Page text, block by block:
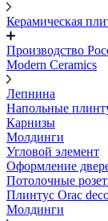
Керамическая
Производство
Modern Ceramics
Лепнина
Напольные
Карнизы
Молдинги
Угловой элемент
Оформление
Потолочные
Плинтус Orac
Молдинги